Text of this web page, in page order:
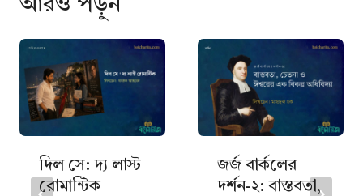
আরও পড়ুন
দিল সে: দ্য লাস্ট
রোমান্টিক
জর্জ বার্কলের
দর্শন-২: বাস্তবতা,